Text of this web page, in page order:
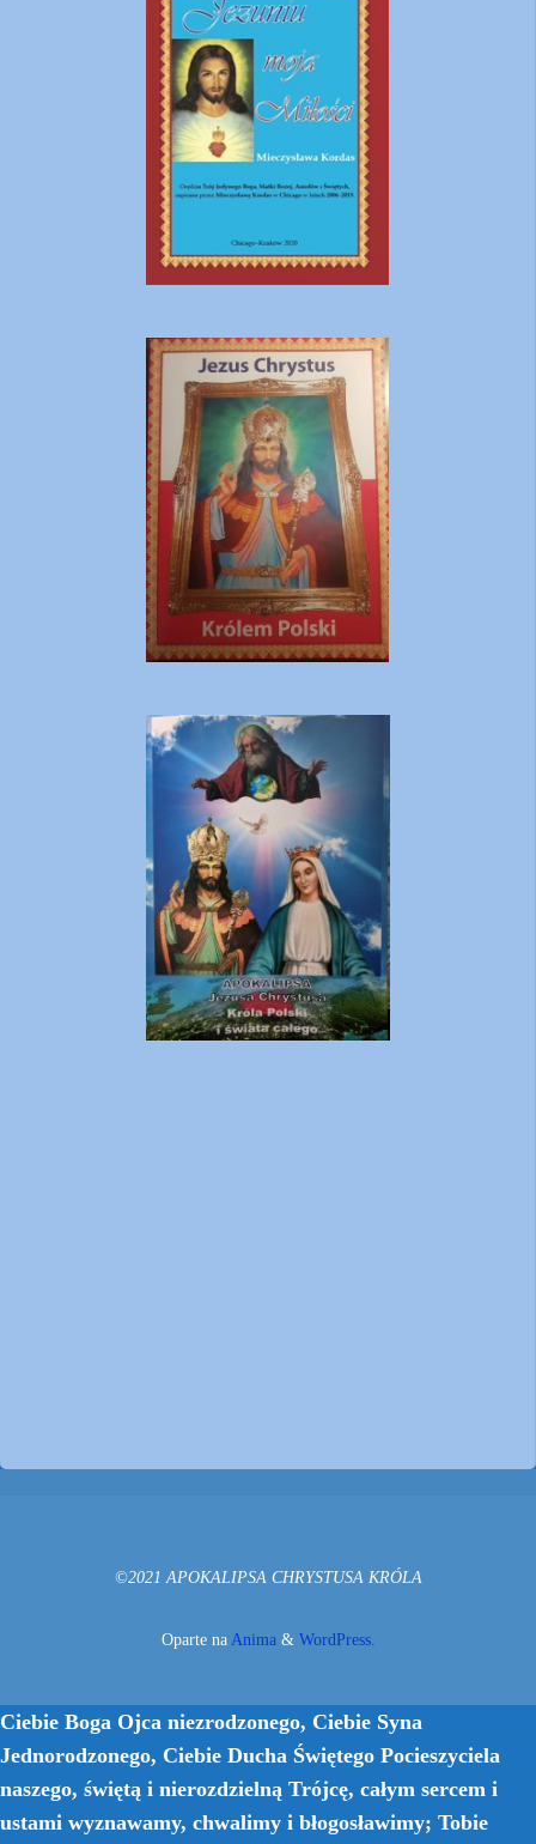
©2021 APOKALIPSA CHRYSTUSA KRÓLA
Oparte naAnima & WordPress.
Ciebie Boga Ojca niezrodzonego, Ciebie Syna
Jednorodzonego, Ciebie Ducha Świętego Pocieszyciela
naszego, świętą i nierozdzielną Trójcę, całym sercem i
ustami wyznawamy, chwalimy i błogosławimy; Tobie